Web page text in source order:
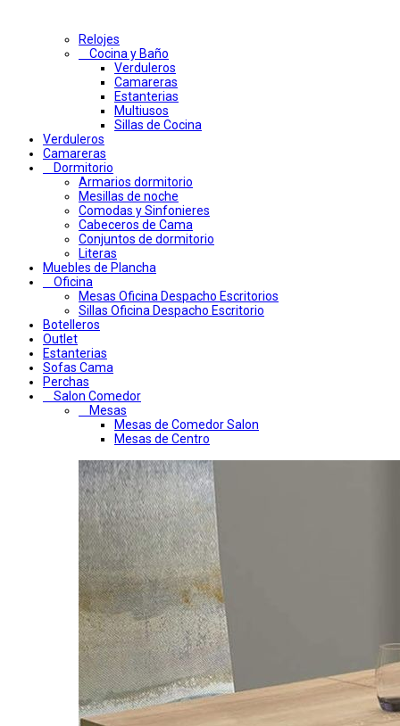
Relojes
Cocina y Baño
Verduleros
Camareras
Estanterias
Multiusos
Sillas de Cocina
Verduleros
Camareras
Dormitorio
Armarios dormitorio
Mesillas de noche
Comodas y Sinfonieres
Cabeceros de Cama
Conjuntos de dormitorio
Literas
Muebles de Plancha
Oficina
Mesas Oficina Despacho Escritorios
Sillas Oficina Despacho Escritorio
Botelleros
Outlet
Estanterias
Sofas Cama
Perchas
Salon Comedor
Mesas
Mesas de Comedor Salon
Mesas de Centro